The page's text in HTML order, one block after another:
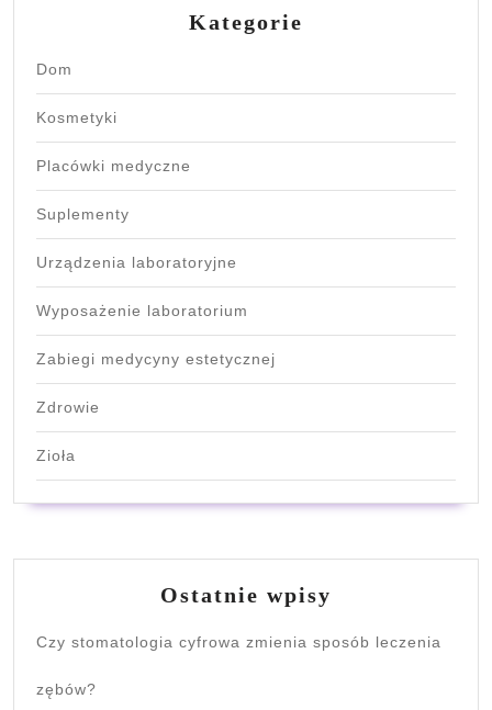
Kategorie
Dom
Kosmetyki
Placówki medyczne
Suplementy
Urządzenia laboratoryjne
Wyposażenie laboratorium
Zabiegi medycyny estetycznej
Zdrowie
Zioła
Ostatnie wpisy
Czy stomatologia cyfrowa zmienia sposób leczenia
zębów?